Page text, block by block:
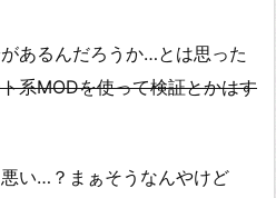
あるんだろうか…とは思った
系MODを使って検証とかはす
い…？まぁそうなんやけど